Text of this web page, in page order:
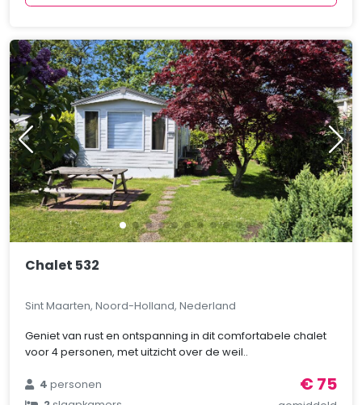
Chalet 532
Sint Maarten, Noord-Holland, Nederland
Geniet van rust en ontspanning in dit comfortabele chalet
voor 4 personen, met uitzicht over de weil..
4personen
€ 75